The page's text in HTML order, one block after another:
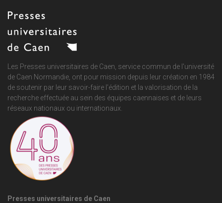
Les Presses universitaires de Caen, service commun de l'université
de Caen Normandie , ont pour mission depuis leur création en 1984
de soutenir par leur savoir-faire l'édition et la valorisation de la
recherche effectuée au sein des équipes caennaises et de leurs
réseaux nationaux ou internationaux.
Presses universitaires de Caen